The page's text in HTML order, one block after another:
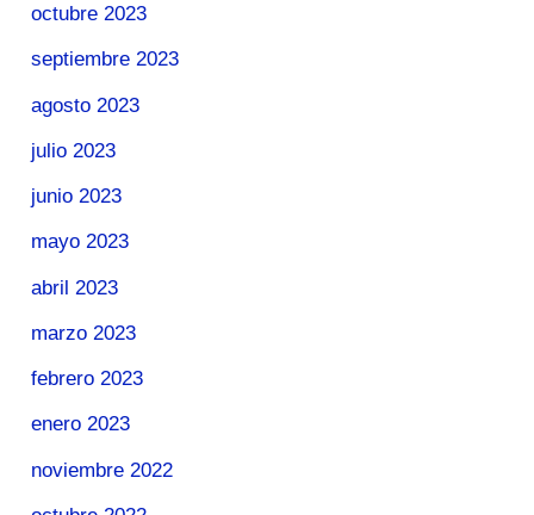
octubre 2023
septiembre 2023
agosto 2023
julio 2023
junio 2023
mayo 2023
abril 2023
marzo 2023
febrero 2023
enero 2023
noviembre 2022